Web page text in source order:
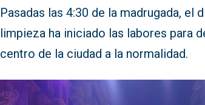
Pasadas las 4:30 de la madrugada, el
limpieza ha iniciado las labores para
centro de la ciudad a la normalidad.